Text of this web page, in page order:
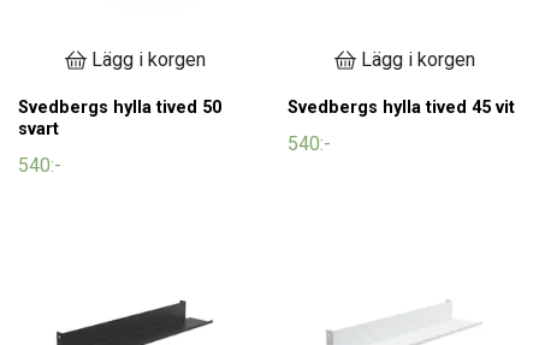
Lägg i korgen
Svedbergs hylla tived 50
svart
540:-
Lägg i korgen
Svedbergs hylla tived 45 vit
540:-